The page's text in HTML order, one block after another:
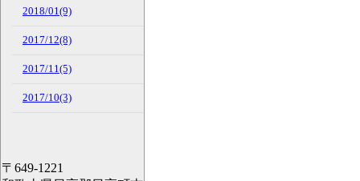
2018/01(9)
2017/12(8)
2017/11(5)
2017/10(3)
〒649-1221